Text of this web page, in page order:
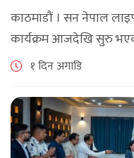
काठमाडौं । सन नेपाल
कार्यक्रम आजदेखि सुरु
ब्रान्च म्यानेजर कन्फ्रेन्स
१ दिन अगाडि